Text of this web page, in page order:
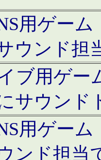
用ゲー
ウンド担
ブ用ゲー
サウン
用ゲー
ンド担当